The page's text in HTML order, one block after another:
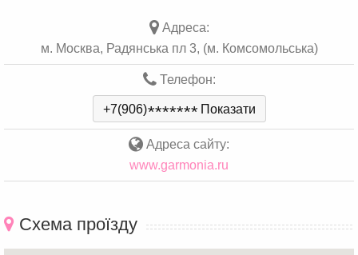
Адреса:
м. Москва, Радянська пл 3, (м. Комсомольська)
Телефон:
+7(906)******* Показати
Адреса сайту:
www.garmonia.ru
Схема проїзду